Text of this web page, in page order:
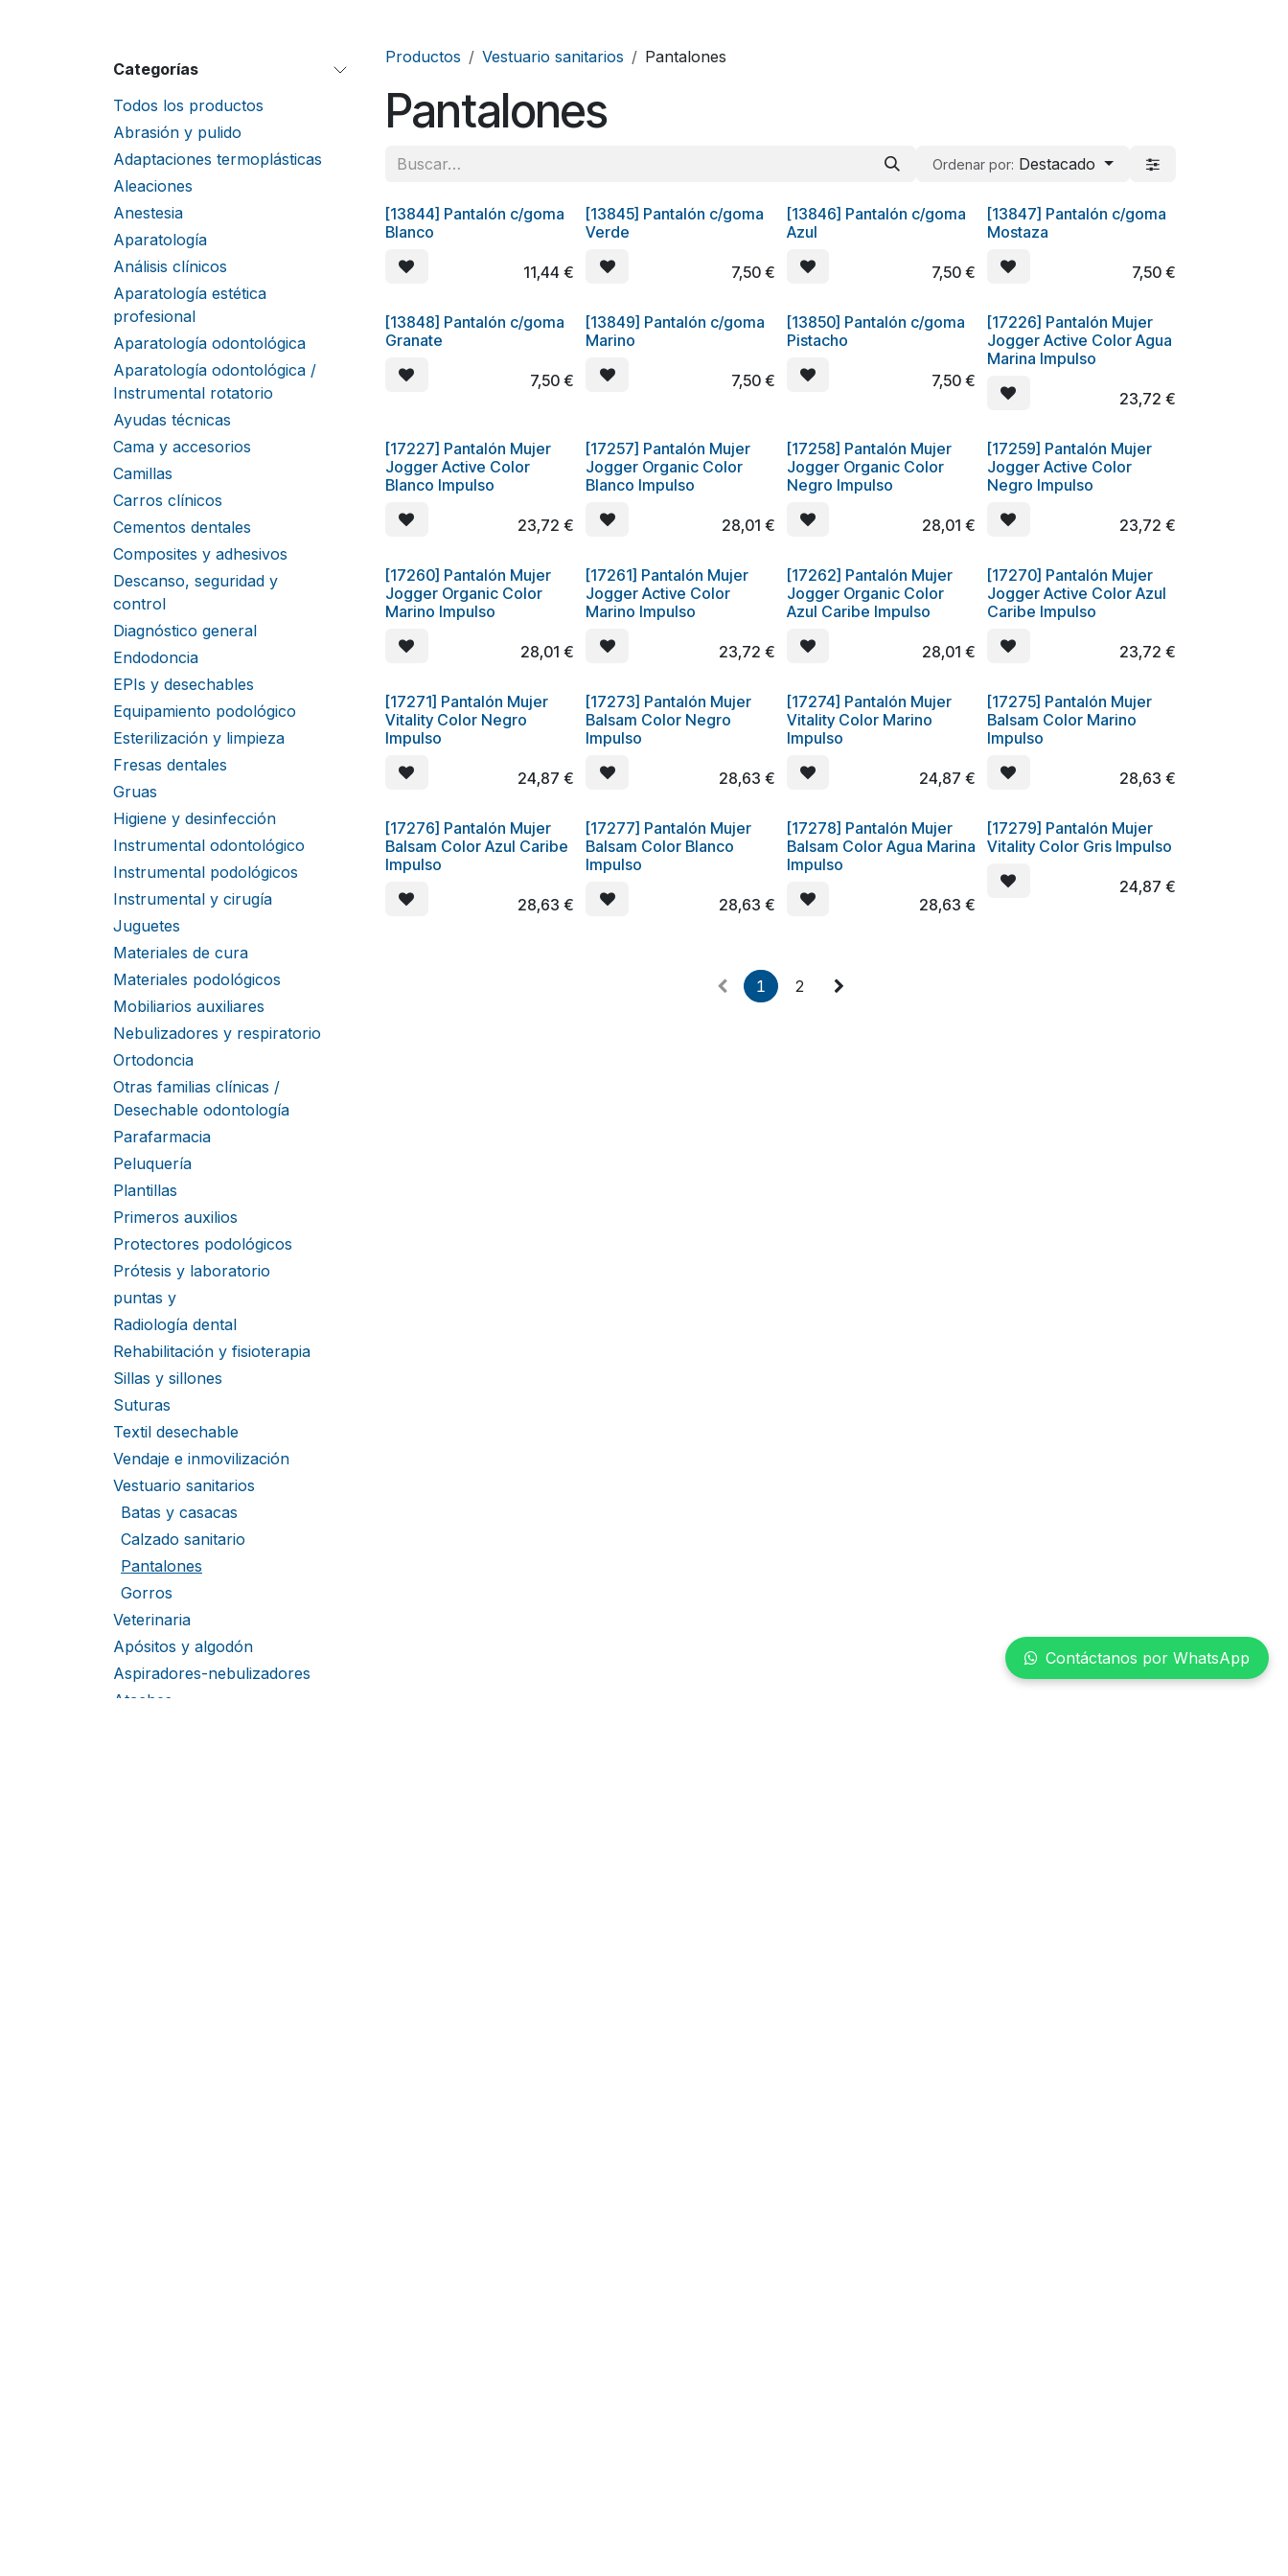
Categorías
Todos los productos
Abrasión y pulido
Adaptaciones termoplásticas
Aleaciones
Anestesia
Aparatología
Análisis clínicos
Aparatología estética
profesional
Aparatología odontológica
Aparatología odontológica /
Instrumental rotatorio
Ayudas técnicas
Cama y accesorios
Camillas
Carros clínicos
Cementos dentales
Composites y adhesivos
Descanso, seguridad y
control
Diagnóstico general
Endodoncia
EPIs y desechables
Equipamiento podológico
Esterilización y limpieza
Fresas dentales
Gruas
Higiene y desinfección
Instrumental odontológico
Instrumental podológicos
Instrumental y cirugía
Juguetes
Materiales de cura
Materiales podológicos
Mobiliarios auxiliares
Nebulizadores y respiratorio
Ortodoncia
Otras familias clínicas /
Desechable odontología
Parafarmacia
Peluquería
Plantillas
Primeros auxilios
Protectores podológicos
Prótesis y laboratorio
puntas y
Radiología dental
Rehabilitación y fisioterapia
Sillas y sillones
Suturas
Textil desechable
Vendaje e inmovilización
Vestuario sanitarios
Batas y casacas
Calzado sanitario
Pantalones
Gorros
Veterinaria
Apósitos y algodón
Aspiradores-nebulizadores
Ataches
Productos Vestuario sanitarios Pantalones
Pantalones
Ordenar por: Destacado
[13844] Pantalón c/goma
Blanco
11,44 €
[13845] Pantalón c/goma
Verde
7,50€
[13846] Pantalón c/goma
Azul
7,50€
[13847] Pantalón c/goma
Mostaza
7,50 €
[13848] Pantalón c/goma
Granate
7,50 €
[13849] Pantalón c/goma
Marino
7,50€
[13850] Pantalón c/goma
Pistacho
7,50€
[17226] Pantalón Mujer
Jogger Active Color Agua
Marina Impulso
23,72 €
[17227] Pantalón Mujer
Jogger Active Color
Blanco Impulso
23,72 €
[17257] Pantalón Mujer
Jogger Organic Color
Blanco Impulso
28,01 €
[17258] Pantalón Mujer
Jogger Organic Color
Negro Impulso
28,01 €
[17259] Pantalón Mujer
Jogger Active Color
Negro Impulso
23,72 €
[17260] Pantalón Mujer
Jogger Organic Color
Marino Impulso
28,01 €
[17261] Pantalón Mujer
Jogger Active Color
Marino Impulso
23,72 €
[17262] Pantalón Mujer
Jogger Organic Color
Azul Caribe Impulso
28,01 €
[17270] Pantalón Mujer
Jogger Active Color Azul
Caribe Impulso
23,72 €
[17271] Pantalón Mujer
Vitality Color Negro
Impulso
24,87 €
[17273] Pantalón Mujer
Balsam Color Negro
Impulso
28,63 €
[17274] Pantalón Mujer
Vitality Color Marino
Impulso
24,87 €
[17275] Pantalón Mujer
Balsam Color Marino
Impulso
28,63 €
[17276] Pantalón Mujer
Balsam Color Azul Caribe
Impulso
28,63 €
[17277] Pantalón Mujer
Balsam Color Blanco
Impulso
28,63 €
[17278] Pantalón Mujer
Balsam Color Agua Marina
Impulso
28,63 €
[17279] Pantalón Mujer
Vitality Color Gris Impulso
24,87 €
1 2
Contáctanos por WhatsApp